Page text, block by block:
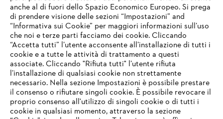
Service
Termini e condizioni generali Privacy policy
Note legali Cookies Informazioni legali
IHR BROWSER WIRD NICHT
UNTERSTÜTZT
Sie nutzen einen Browser, den wir noch nicht unterstützen. Für
eine optimale Nutzung unserer Seite empfehlen wir Ihnen, zu
einem der folgenden Browser zu wechseln:
anche al di fuori dello Spazio Economico Europeo. Si prega
di prendere visione delle sezioni “Impostazioni” and
“Informativa sui Cookie” per maggiori informazioni sull’uso
che noi e terze parti facciamo dei cookie. Cliccando
“Accetta tutti” l’utente acconsente all’installazione di tutti i
cookie e a tutte le attività di trattamento a questi
associate. Cliccando "Rifiuta tutti" l’utente rifiuta
l’installazione di qualsiasi cookie non strettamente
necessario. Nella sezione Impostazioni è possibile prestare
il consenso o rifiutare singoli cookie. È possibile revocare il
proprio consenso all'utilizzo di singoli cookie o di tutti i
cookie in qualsiasi momento, attraverso la sezione